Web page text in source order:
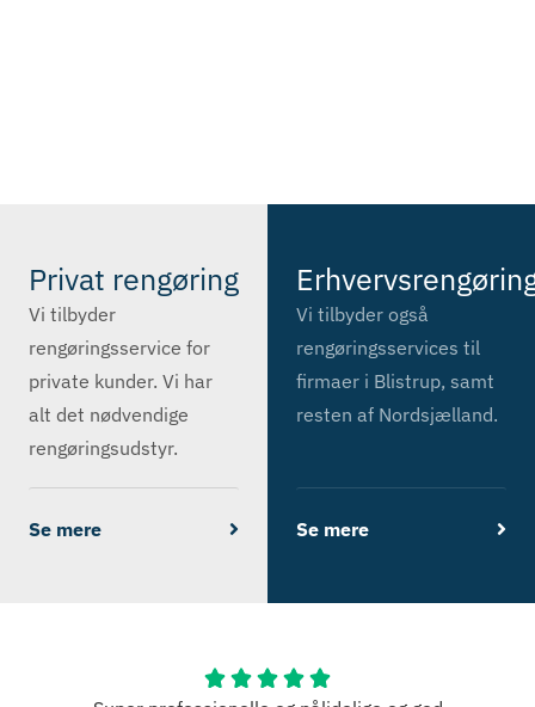
Privat rengøring
Vi tilbyder
rengøringsservice for
private kunder. Vi har
alt det nødvendige
rengøringsudstyr.
Se mere
Vi tilbyder også
rengøringsservices til
firmaer i Blistrup, samt
resten af Nordsjælland.
Se mere